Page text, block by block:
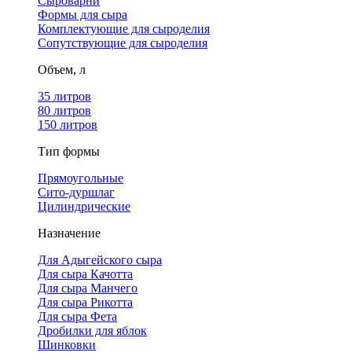
Формы для сыра
Комплектующие для сыроделия
Сопутствующие для сыроделия
Объем, л
35 литров
80 литров
150 литров
Тип формы
Прямоугольные
Сито-дуршлаг
Цилиндрические
Назначение
Для Адыгейского сыра
Для сыра Качотта
Для сыра Манчего
Для сыра Рикотта
Для сыра Фета
Дробилки для яблок
Шинковки